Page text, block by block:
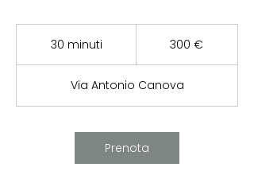
30 minuti
i
n
t
300 €
Via Antonio Canova
Prenota